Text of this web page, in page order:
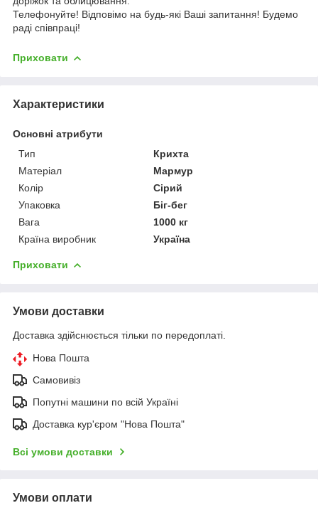
Телефонуйте! Відповімо на будь-які Ваші запитання! Будемо
раді співпраці!
Приховати
Характеристики
Основні атрибути
Тип
Крихта
Матеріал
Мармур
Колір
Сірий
Упаковка
Біг-бег
Вага
1000 кг
Країна виробник
Україна
Приховати
Умови доставки
Доставка здійснюється тільки по передоплаті.
Нова Пошта
Самовивіз
Попутні машини по всій Україні
Доставка кур'єром "Нова Пошта"
Всі умови доставки
Умови оплати